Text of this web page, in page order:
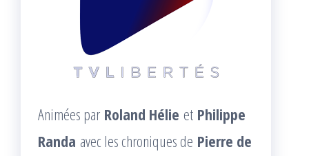
Animées par Roland Hélie et Philippe
Randa avec les chroniques de Pierre de